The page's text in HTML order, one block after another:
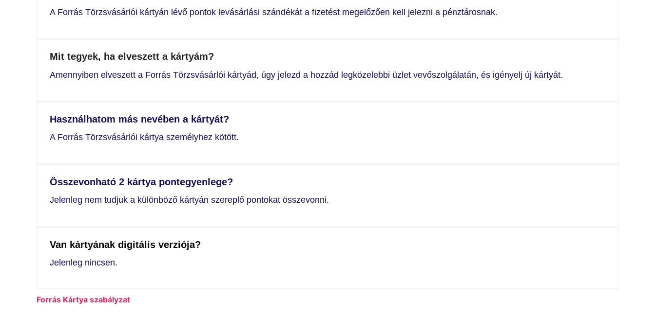
A Forrás Törzsvásárlói kártyán lévő pontok levásárlási szándékát a fizetést megelőzően kell jelezni a pénztárosnak.
Mit tegyek, ha elveszett a kártyám?
Amennyiben elveszett a Forrás Törzsvásárlói kártyád, úgy jelezd a hozzád legközelebbi üzlet vevőszolgálatán, és igényelj új kártyát.
Használhatom más nevében a kártyát?
A Forrás Törzsvásárlói kártya személyhez kötött.
Összevonható 2 kártya pontegyenlege?
Jelenleg nem tudjuk a különböző kártyán szereplő pontokat összevonni.
Van kártyának digitális verziója?
Jelenleg nincsen.
Forrás Kártya szabályzat